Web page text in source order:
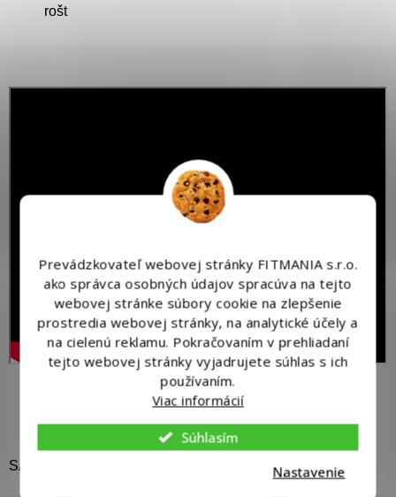
Prevádzkovateľ webovej stránky FITMANIA s.r.o.
ako správca osobných údajov spracúva na tejto
webovej stránke súbory cookie na zlepšenie
prostredia webovej stránky, na analytické účely a
na cielenú reklamu. Pokračovaním v prehliadaní
tejto webovej stránky vyjadrujete súhlas s ich
používaním.
Viac informácií
Súhlasím
Nastavenie
rošt
SADA OBSAHUJE: